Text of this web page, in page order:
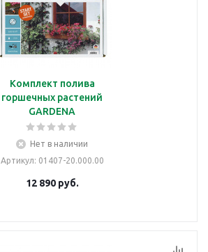
Комплект полива
горшечных растений
GARDENA
Нет в наличии
Артикул: 01407-20.000.00
12 890руб.